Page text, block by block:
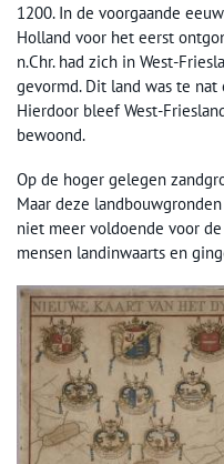
1200. In de voorgaande
Holland voor het eerst
n.Chr. had zich in West-
gevormd. Dit land was te
Hierdoor bleef West-
bewoond.
Op de hoger gelegen
Maar deze
niet meer voldoende voor
mensen landinwaarts en